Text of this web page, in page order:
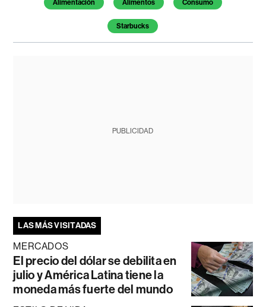
Alimentación Alimentos Consumo
Starbucks
PUBLICIDAD
LAS MÁS VISITADAS
MERCADOS
El precio del dólar se debilita en
julio y América Latina tiene la
moneda más fuerte del mundo